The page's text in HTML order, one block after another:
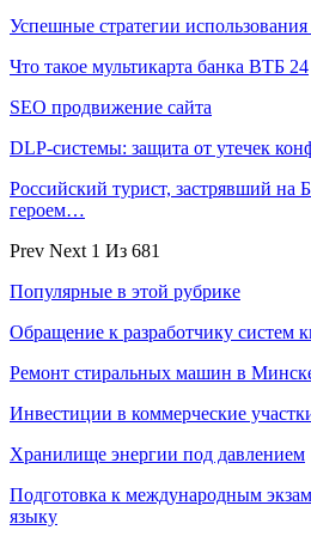
Успешные стратегии
Что такое мультикарта банка ВТБ 24
SEO продвижение сайта
DLP-системы: защита от утечек
Российский турист, застрявший на
героем…
Prev Next 1 Из 681
Популярные в этой рубрике
Обращение к разработчику систем
Ремонт стиральных машин в
Инвестиции в коммерческие
Хранилище энергии под давлением
Подготовка к международным
языку